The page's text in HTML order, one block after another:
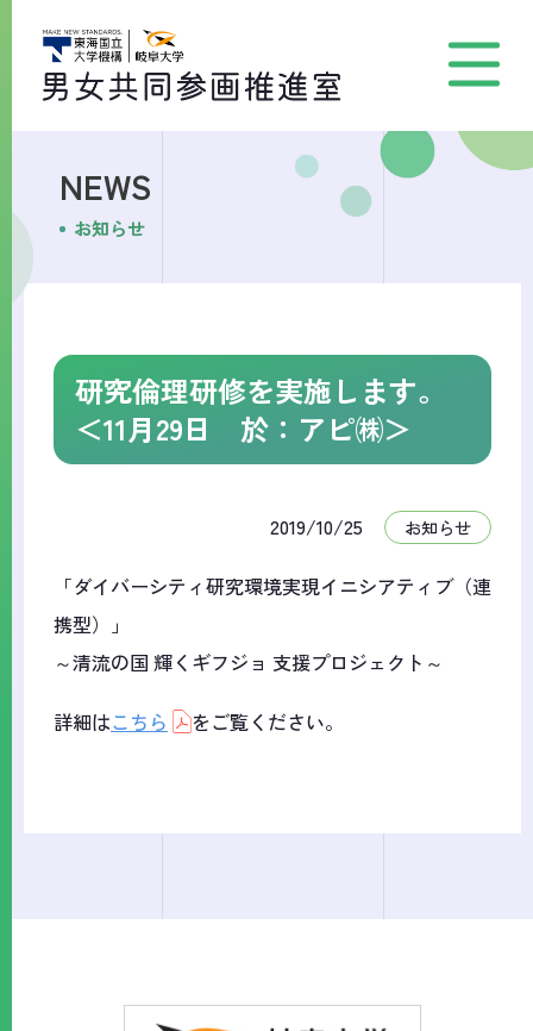
NEWS
お知らせ
研究倫理研修を実施します。
＜11月29日 於：アピ㈱＞
2019/10/25 お知らせ
「ダイバーシティ研究環境実現イニシアティブ（連
携型）」
～清流の国 輝くギフジョ 支援プロジェクト～
詳細はこちら をご覧ください。